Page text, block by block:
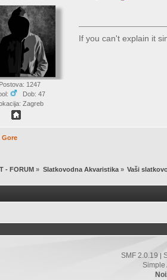
Postova: 1247
Dob: 47
Zagreb
If you can't explain it
Gore
- FORUM » Slatkovodna Akvaristika» Vaši
SMF 2.0.19
Simple